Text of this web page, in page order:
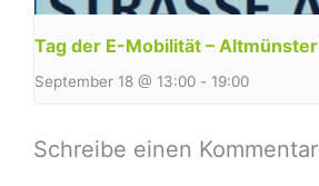
Tag der E-Mobilität – Altmünster
September 18 @ 13:00 - 19:00
Schreibe einen Kommentar